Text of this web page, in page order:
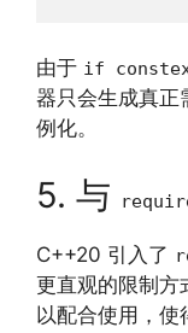
由于 if
器只会生成真正
例化。
5. 与
C++20 引入了
更直观的限制方
以配合使用，使